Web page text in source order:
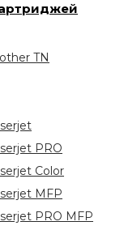
TN
PRO
Color
MFP
PRO MFP